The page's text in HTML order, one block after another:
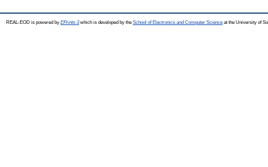
REAL-EOD is powered by EPrints 3which is developed by the School of Electronics and Computer Science at the University of